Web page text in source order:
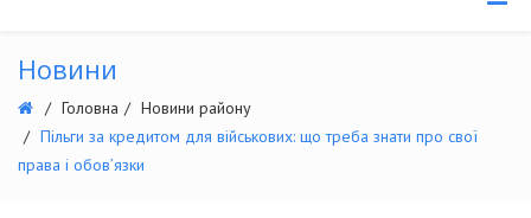
Новини
Головна
Новини району
Пільги за кредитом для військових: що треба знати про свої
права і обов’язки